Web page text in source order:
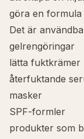
göra en formula
Det är
gelrengöringar
lätta fuktkrämer
återfuktande
masker
SPF-formler
produkter som